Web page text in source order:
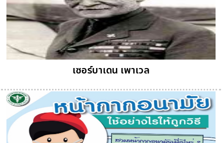
เซอร์บาเดน เพาเวล